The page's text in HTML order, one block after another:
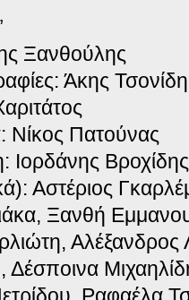
Ξανθούλης
Άκης
Νίκος Πατούνας
Ιορδάνης Βροχίδης
Αστέριος
Ξανθή
Αλέξανδρος